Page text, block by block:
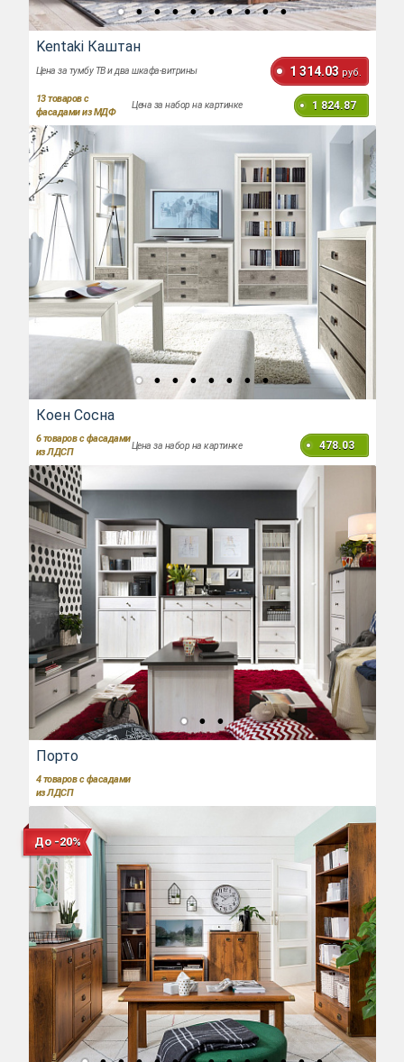
Kentaki Каштан
Цена за тумбу ТВ и два шкафа-витрины 1 314.03 руб.
13товаров с
фасадами из МДФ
Цена за набор на картинке 1 824.87
Коен Сосна
6 товаров с фасадами
из ЛДСП
Цена за набор на картинке 478.03
Порто
4 товаров с фасадами
из ЛДСП
До -20%